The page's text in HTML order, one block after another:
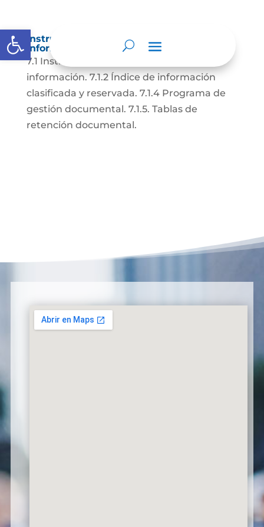
Abrir barra de herramientas
Instrumentos de gestión de la
información.
7.1 Instrumentos de gestión de la
información. 7.1.2 Índice de información
clasificada y reservada. 7.1.4 Programa de
gestión documental. 7.1.5. Tablas de
retención documental.